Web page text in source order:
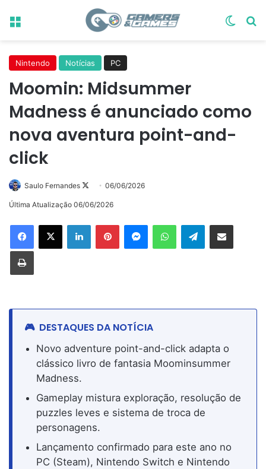
Menu
Nintendo Notícias PC
Moomin: Midsummer
Madness é anunciado como
nova aventura point-and-
click
Saulo Fernandes
Follow
on
06/06/2026
Última Atualização 06/06/2026
LinkedinPinterestMessengerWhatsAppTelegramCompartilhar via e-mail
Imprimir
DESTAQUES DA NOTÍCIA
Novo adventure point-and-click adapta o
clássico livro de fantasia Moominsummer
Madness.
Gameplay mistura exploração, resolução de
puzzles leves e sistema de troca de
personagens.
Lançamento confirmado para este ano no
PC (Steam), Nintendo Switch e Nintendo